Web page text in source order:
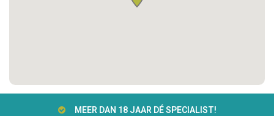
MEER DAN 18 JAAR DÉ SPECIALIST!